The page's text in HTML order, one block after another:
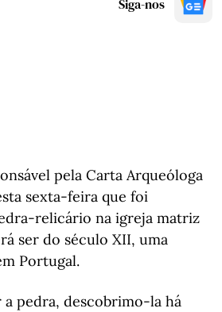
Siga-nos
pela Carta Arqueóloga
sexta-feira que foi
relicário na igreja matriz
ser do século XII, uma
Portugal.
a pedra, descobrimo-la há